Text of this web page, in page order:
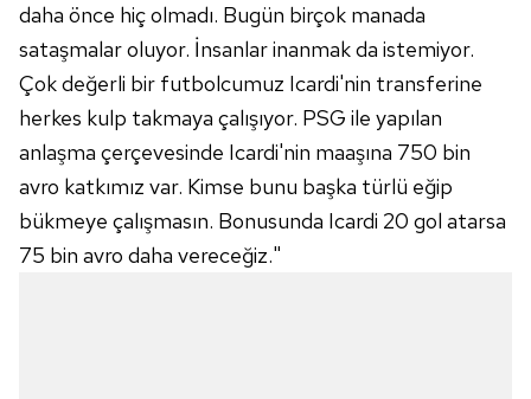
kullanılmaktadır. Bu çerezler vasıtasıyla çeşitli kişisel
verileriniz işlenmekte olup gerekli olan çerezler bilgi
toplumu hizmetlerinin sunulması amacıyla
kullanılmaktadır. Diğer çerezler, sitemizin daha işlevsel
kılınması ve kişiselleştirilmesi ve sizlere yönelik
reklam/pazarlama faaliyetlerinin yapılması, amaçlarıyla
sınırlı olarak açık rızanız dahilinde kullanılacaktır.
Çerezlere ilişkin tercihlerinizi aşağıda yer alan panel
vasıtasıyla belirleyebilirsiniz. Çerezlere ilişkin detaylı bilgi
daha önce hiç olmadı. Bugün birçok manada
sataşmalar oluyor. İnsanlar inanmak da istemiyor.
Çok değerli bir futbolcumuz Icardi'nin transferine
herkes kulp takmaya çalışıyor. PSG ile yapılan
anlaşma çerçevesinde Icardi'nin maaşına 750 bin
avro katkımız var. Kimse bunu başka türlü eğip
bükmeye çalışmasın. Bonusunda Icardi 20 gol atarsa
75 bin avro daha vereceğiz."